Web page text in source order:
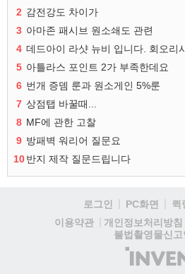
2 감전강도 차이가
3 아마존 패시브 원소쇄도 관련
4 데드아이 라샷 뉴비 입니다. 회오리
5 아틀라스 포인트 2가 부족한데요
6 번개 증뎀 룬과 원소게인 5%룬
7 상점탭 바꿀때...
8 MF에 관한 고찰
9 방패벽 워리어 질문요
10반지 제작 질문드립니다
로그인 PC화면 퀵
이용약관
개인정보처리방침
불법촬영물신고
(주)
인